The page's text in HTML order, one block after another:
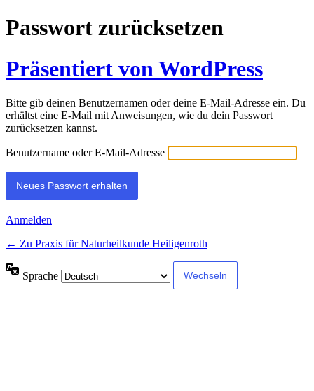
Passwort zurücksetzen
Präsentiert von WordPress
Bitte gib deinen Benutzernamen oder deine E-Mail-Adresse ein. Du
erhältst eine E-Mail mit Anweisungen, wie du dein Passwort
zurücksetzen kannst.
Benutzername oder E-Mail-Adresse
Anmelden
← Zu Praxis für Naturheilkunde Heiligenroth
Sprache